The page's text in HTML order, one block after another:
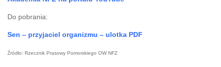
Do pobrania:
Sen – przyjaciel organizmu – ulotka PDF
Źródło: Rzecznik Prasowy Pomorskiego OW NFZ